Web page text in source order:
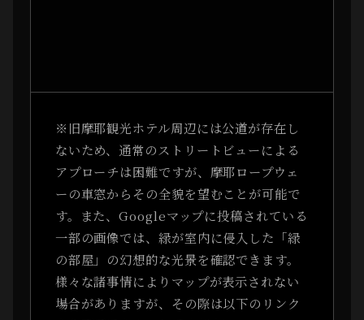
※旧摩耶観光ホテル周辺には公道が存在し
ないため、通常のストリートビューによる
アプローチは困難ですが、摩耶ロープウェ
ーの車窓からその全貌を望むことが可能で
す。また、Googleマップに投稿されている
一部の画像では、緑が室内に侵入した「緑
の部屋」の幻想的な光景を確認できます。
様々な諸事情によりマップが表示されない
場合がありますが、その際は以下のリンク